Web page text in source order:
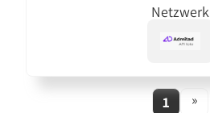
Netzwerk
1 »